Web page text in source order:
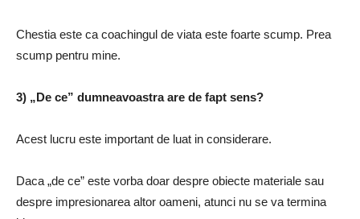
Chestia este ca coachingul de viata este foarte scump. Prea
scump pentru mine.
3) „De ce” dumneavoastra are de fapt sens?
Acest lucru este important de luat in considerare.
Daca „de ce” este vorba doar despre obiecte materiale sau
despre impresionarea altor oameni, atunci nu se va termina